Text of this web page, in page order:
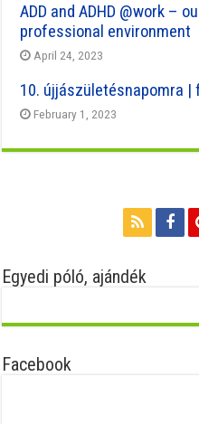
ADD and ADHD @work –
professional environment
April 24, 2023
10. újjászületésnapomra
February 1, 2023
Egyedi póló, ajándék
Facebook